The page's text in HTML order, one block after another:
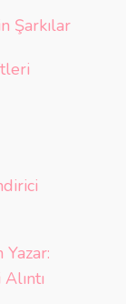
Şarkılar
Yazar: